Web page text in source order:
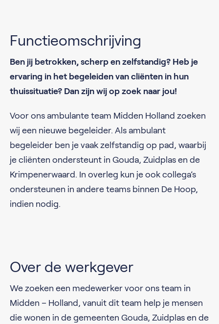
Functieomschrijving
Ben jij betrokken, scherp en zelfstandig? Heb je
ervaring in het begeleiden van cliënten in hun
thuissituatie? Dan zijn wij op zoek naar jou!
Voor ons ambulante team Midden Holland zoeken
wij een nieuwe begeleider. Als ambulant
begeleider ben je vaak zelfstandig op pad, waarbij
je cliënten ondersteunt in Gouda, Zuidplas en de
Krimpenerwaard. In overleg kun je ook collega’s
ondersteunen in andere teams binnen De Hoop,
indien nodig.
Over de werkgever
We zoeken een medewerker voor ons team in
Midden – Holland, vanuit dit team help je mensen
die wonen in de gemeenten Gouda, Zuidplas en de